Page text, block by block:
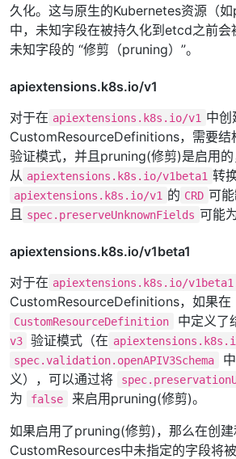
久化。这与原生的Kubernetes资源（
中，未知字段在被持久化到etcd之前会
未知字段的 “修剪（pruning）”。
apiextensions.k8s.io/v1
对于在 apiextensions.k8s.io/v1 中创
CustomResourceDefinitions，需要结
验证模式，并且pruning(修剪)是启用的
从 apiextensions.k8s.io/v1beta1 转
apiextensions.k8s.io/v1 的 CRD 可
且 spec.preserveUnknownFields 可能
apiextensions.k8s.io/v1beta1
对于在 apiextensions.k8s.io/v1beta1
CustomResourceDefinitions，如果在
CustomResourceDefinition 中定义了
v3
验证模式（在
spec.validation.openAPIV3Schema
义），可以通过将
为
false
来启用pruning(修剪)。
如果启用了pruning(修剪)，那么在创建
CustomResources中未指定的字段将被